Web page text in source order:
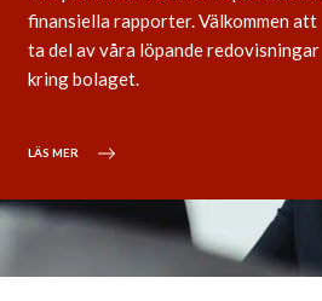
finansiella rapporter. Välkommen att
ta del av våra löpande redovisningar
kring bolaget.
LÄS MER